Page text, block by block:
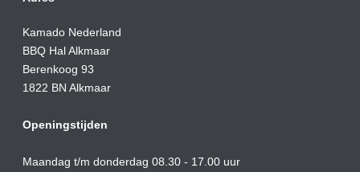
Kamado Nederland
BBQ Hal Alkmaar
Berenkoog 93
1822 BN Alkmaar
Openingstijden
Maandag t/m donderdag 08.30 - 17.00 uur